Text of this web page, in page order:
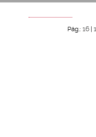
Pág.: 16|